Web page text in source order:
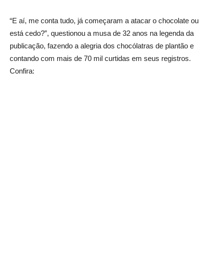
“E aí, me conta tudo, já começaram a atacar o chocolate ou
está cedo?”, questionou a musa de 32 anos na legenda da
publicação, fazendo a alegria dos chocólatras de plantão e
contando com mais de 70 mil curtidas em seus registros.
Confira: